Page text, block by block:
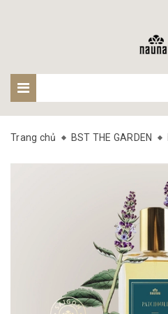
Trang chủ BST THE GARDEN